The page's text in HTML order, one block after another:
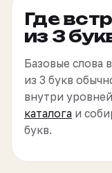
Где
из 3
Базовые слова
из 3 букв
внутри
каталога и
букв.